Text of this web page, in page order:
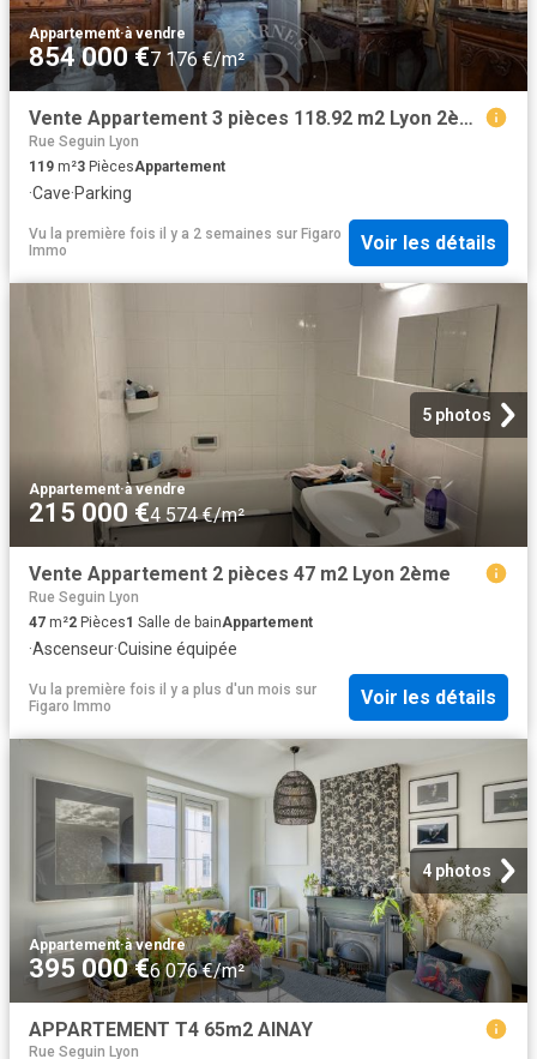
Appartement·à vendre
854 000 €7 176 €/m²
Vente Appartement 3 pièces 118.92 m2 Lyon 2ème
Rue Seguin Lyon
119 m²3 PiècesAppartement
·Cave·Parking
Vu la première fois il y a 2 semaines sur Figaro
Immo
Voir les détails
5 photos
Appartement·à vendre
215 000 €4 574 €/m²
Vente Appartement 2 pièces 47 m2 Lyon 2ème
Rue Seguin Lyon
47 m²2 Pièces1 Salle de bainAppartement
·Ascenseur·Cuisine équipée
Vu la première fois il y a plus d'un mois sur
Figaro Immo
Voir les détails
4 photos
Appartement·à vendre
395 000 €6 076 €/m²
APPARTEMENT T4 65m2 AINAY
Rue Seguin Lyon